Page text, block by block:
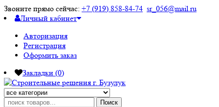
Звоните прямо сейчас: +7 (919) 858-84-74 sr_056@mail.ru
Личный кабинет
Авторизация
Регистрация
Оформить заказ
Закладки (0)
Поиск